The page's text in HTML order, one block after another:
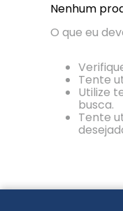
Nenhum
O que eu
Tente
Utilize
busca.
Tente